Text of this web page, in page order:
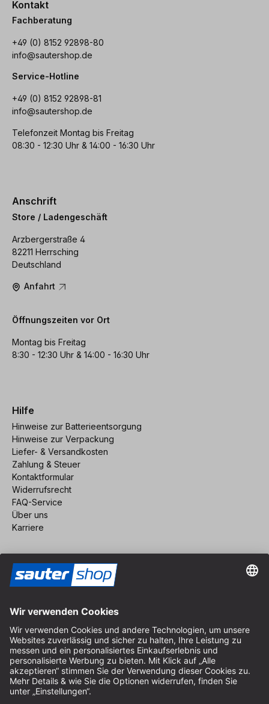
Kontakt
Fachberatung
+49 (0) 8152 92898-80
info@sautershop.de
Service-Hotline
+49 (0) 8152 92898-81
info@sautershop.de
Telefonzeit Montag bis Freitag
08:30 - 12:30 Uhr & 14:00 - 16:30 Uhr
Anschrift
Store / Ladengeschäft
Arzbergerstraße 4
82211 Herrsching
Deutschland
Anfahrt
Öffnungszeiten vor Ort
Montag bis Freitag
8:30 - 12:30 Uhr & 14:00 - 16:30 Uhr
Hilfe
Hinweise zur Batterieentsorgung
Hinweise zur Verpackung
Liefer- & Versandkosten
Zahlung & Steuer
Kontaktformular
Widerrufsrecht
FAQ-Service
Über uns
Karriere
Impressum
AGB
Datenschutz
Cookie-Einstellungen